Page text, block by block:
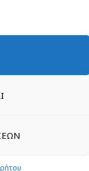
Γίνε φίλος